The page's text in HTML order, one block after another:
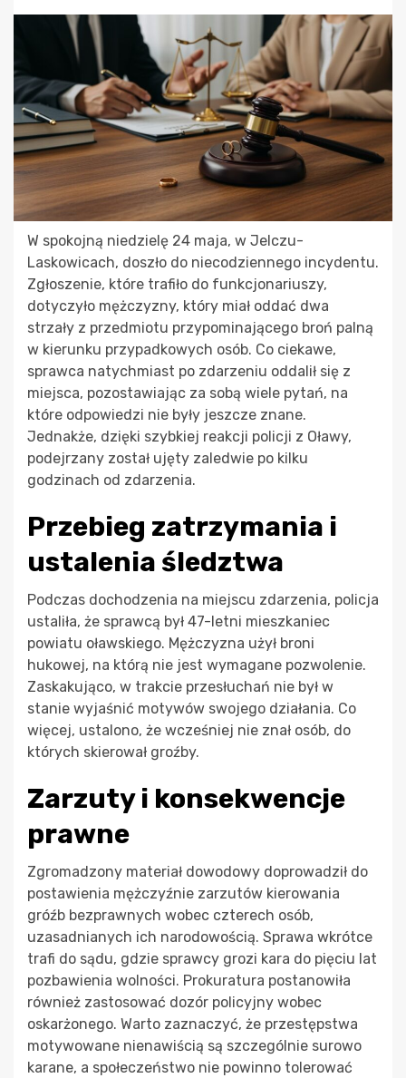
W spokojną niedzielę 24 maja, w Jelczu-
Laskowicach, doszło do niecodziennego incydentu.
Zgłoszenie, które trafiło do funkcjonariuszy,
dotyczyło mężczyzny, który miał oddać dwa
strzały z przedmiotu przypominającego broń palną
w kierunku przypadkowych osób. Co ciekawe,
sprawca natychmiast po zdarzeniu oddalił się z
miejsca, pozostawiając za sobą wiele pytań, na
które odpowiedzi nie były jeszcze znane.
Jednakże, dzięki szybkiej reakcji policji z Oławy,
podejrzany został ujęty zaledwie po kilku
godzinach od zdarzenia.
Przebieg zatrzymania i
ustalenia śledztwa
Podczas dochodzenia na miejscu zdarzenia, policja
ustaliła, że sprawcą był 47-letni mieszkaniec
powiatu oławskiego. Mężczyzna użył broni
hukowej, na którą nie jest wymagane pozwolenie.
Zaskakująco, w trakcie przesłuchań nie był w
stanie wyjaśnić motywów swojego działania. Co
więcej, ustalono, że wcześniej nie znał osób, do
których skierował groźby.
Zarzuty i konsekwencje
prawne
Zgromadzony materiał dowodowy doprowadził do
postawienia mężczyźnie zarzutów kierowania
gróźb bezprawnych wobec czterech osób,
uzasadnianych ich narodowością. Sprawa wkrótce
trafi do sądu, gdzie sprawcy grozi kara do pięciu lat
pozbawienia wolności. Prokuratura postanowiła
również zastosować dozór policyjny wobec
oskarżonego. Warto zaznaczyć, że przestępstwa
motywowane nienawiścią są szczególnie surowo
karane, a społeczeństwo nie powinno tolerować